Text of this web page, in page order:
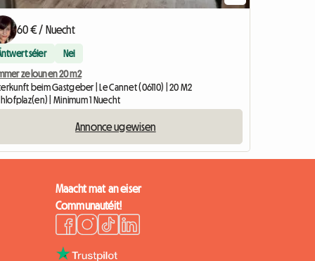
60 € / Nuecht
séier Nei
ze lounen 20 m2
beim Gastgeber | Le Cannet (06110) | 20 M2
| Minimum 1 Nuecht
Annonce ugewisen
Maacht mat an eiser
Communautéit!